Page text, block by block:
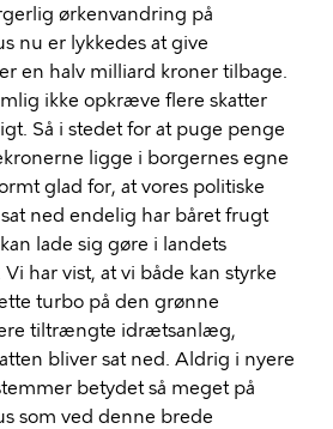
ørkenvandring på
nu er lykkedes at give
en halv milliard kroner tilbage.
ikke opkræve flere skatter
Så i stedet for at puge penge
ligge i borgernes egne
glad for, at vores politiske
ned endelig har båret frugt
lade sig gøre i landets
har vist, at vi både kan styrke
turbo på den grønne
tiltrængte idrætsanlæg,
bliver sat ned. Aldrig i nyere
betydet så meget på
som ved denne brede